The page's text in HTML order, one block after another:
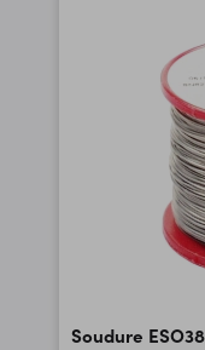
Soudure ESO38